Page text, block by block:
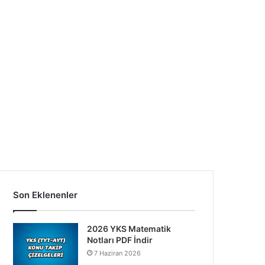
Son Eklenenler
2026 YKS Matematik
Notları PDF İndir
7 Haziran 2026